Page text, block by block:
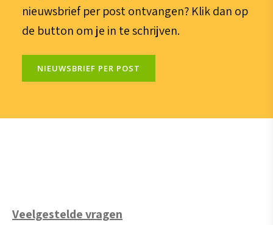
nieuwsbrief per post ontvangen? Klik dan op
de button om je in te schrijven.
NIEUWSBRIEF PER POST
Veelgestelde vragen